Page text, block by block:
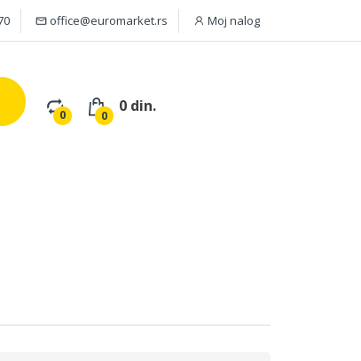
office@euromarket.rs Moj nalog
0 0
0 din.